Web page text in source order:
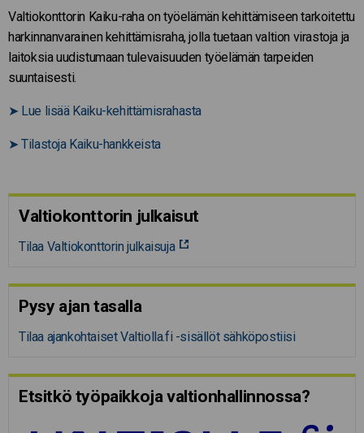
Valtiokonttorin Kaiku-raha on työelämän kehittämiseen tarkoitettu
harkinnanvarainen kehittämisraha, jolla tuetaan valtion virastoja ja
laitoksia uudistumaan tulevaisuuden työelämän tarpeiden
suuntaisesti.
➤ Lue lisää Kaiku-kehittämisrahasta
➤ Tilastoja Kaiku-hankkeista
Valtiokonttorin julkaisut
Tilaa Valtiokonttorin julkaisuja
Pysy ajan tasalla
Tilaa ajankohtaiset Valtiolla.fi -sisällöt sähköpostiisi
Etsitkö työpaikkoja valtion­hal­lin­nossa?